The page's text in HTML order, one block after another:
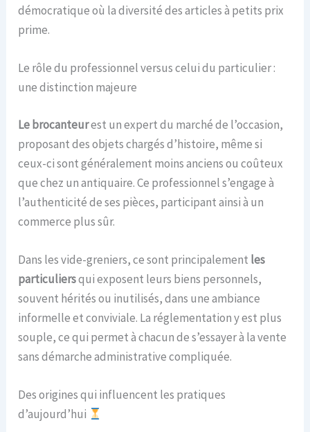
démocratique où la diversité des articles à petits prix
prime.
Le rôle du professionnel versus celui du particulier :
une distinction majeure
Le brocanteurest un expert du marché de l’occasion,
proposant des objets chargés d’histoire, même si
ceux-ci sont généralement moins anciens ou coûteux
que chez un antiquaire. Ce professionnel s’engage à
l’authenticité de ses pièces, participant ainsi à un
commerce plus sûr.
Dans les vide-greniers, ce sont principalement les
particuliersqui exposent leurs biens personnels,
souvent hérités ou inutilisés, dans une ambiance
informelle et conviviale. La réglementation y est plus
souple, ce qui permet à chacun de s’essayer à la vente
sans démarche administrative compliquée.
Des origines qui influencent les pratiques
d’aujourd’hui